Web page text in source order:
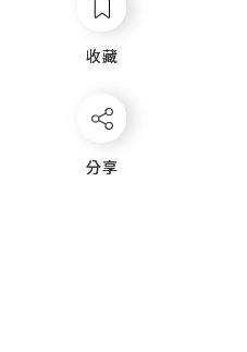
收藏
分享
收藏
分享